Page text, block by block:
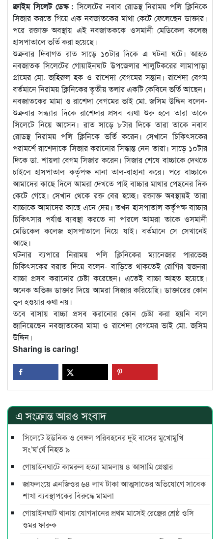
ক্রাইম সিলেট ডেস্ক : সিলেটের নবাব রোডস্থ নিরাময় পলি ক্লিনিকে
সিজার করতে গিয়ে এক নবজাতকের মাথা কেটে ফেলেছেন ডাক্তার।
পরে রক্তাক্ত অবস্থায় এই নবজাতককে ওসমানী মেডিকেল কলেজ
হাসপাতালে ভর্তি করা হয়েছে।
শুক্রবার দিবাগত রাত সাড়ে ১০টার দিকে এ ঘটনা ঘটে। আহত
নবজাতক সিলেটের গোয়াইনঘাট উপজেলার শালুটিকরের লামাপাড়া
গ্রামের মো. জহিরুল হক ও রাশেদা বেগমের সন্তান। রাশেদা বেগম
বর্তমানে নিরাময় ক্লিনিকের তৃতীয় তলার একটি কেবিনে ভর্তি আছেন।
নবজাতকের মামা ও রাশেদা বেগমের ভাই মো. জসিম উদ্দিন বলেন-
শুক্রবার সন্ধ্যার দিকে রাশেদার প্রসব ব্যথা শুরু হলে তারা তাকে
সিলেটে নিয়ে আসেন। রাত সাড়ে ৮টার দিকে তারা তাকে নবাব
রোডস্থ নিরাময় পলি ক্লিনিকে ভর্তি করেন। সেখানে চিকিৎসকের
পরামর্শে রাশেদাকে সিজার করানোর সিদ্ধান্ত নেন তারা। সাড়ে ১০টার
দিকে ডা. শায়লা বেগম সিজার করেন। সিজার শেষে বাচ্চাকে দেখতে
চাইলে হাসপাতাল কর্তৃপক্ষ নানা তাল-বাহানা করে। পরে বাচ্চাকে
আমাদের কাছে দিলে আমরা দেখতে পাই বাচ্চার মাথার পেছনের দিক
কেটে গেছে। সেখান থেকে রক্ত বের হচ্ছে। রক্তাক্ত অবস্থায়ই তারা
বাচ্চাকে আমাদের কাছে এনে দেয়। তখন হাসপাতাল কর্তৃপক্ষ বাচ্চার
চিকিৎসার পর্যাপ্ত ব্যবস্থা করতে না পারলে আমরা তাকে ওসমানী
মেডিকেল কলেজ হাসপাতালে নিয়ে যাই। বর্তমানে সে সেখানেই
আছে।
ঘটনার ব্যপারে নিরাময় পলি ক্লিনিকের ম্যানেজার পারভেজ
চিকিৎসকের বরাত দিয়ে বলেন- বাড়িতে থাকতেই রোগির স্বজনরা
বাচ্চা প্রসব করানোর চেষ্টা করেছেন। এতেই বাচ্চা আহত হয়েছে।
অনেক অভিজ্ঞ ডাক্তার দিয়ে আমরা সিজার করিয়েছি। ডাক্তারের কোন
ভুল হওয়ার কথা নয়।
তবে বাসায় বাচ্চা প্রসব করানোর কোন চেষ্টা করা হয়নি বলে
জানিয়েছেন নবজাতকের মামা ও রাশেদা বেগমের ভাই মো. জসিম
উদ্দিন।
Sharing is caring!
এ সংক্রান্ত আরও সংবাদ
সিলেটে ইউনিক ও বেঙ্গল পরিবহনের দুই বাসের মুখোমুখি
সং’ঘ’র্ষে নিহত ৯
গোয়াইনঘাটে কামরুল হত্যা মামলায় ৪ আসামি গ্রেপ্তার
জাফলংয়ে এনজিওর ৬৪ লাখ টাকা আত্মসাতের অভিযোগে সাবেক
শাখা ব্যবস্থাপকের বিরুদ্ধে মামলা
গোয়াইনঘাট থানায় যোগদানের প্রথম মাসেই রেঞ্জের শ্রেষ্ঠ ওসি
ওমর ফারুক